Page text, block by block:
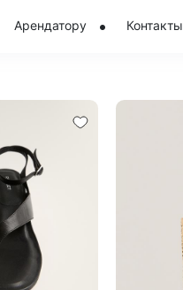
Арендатору Контакты